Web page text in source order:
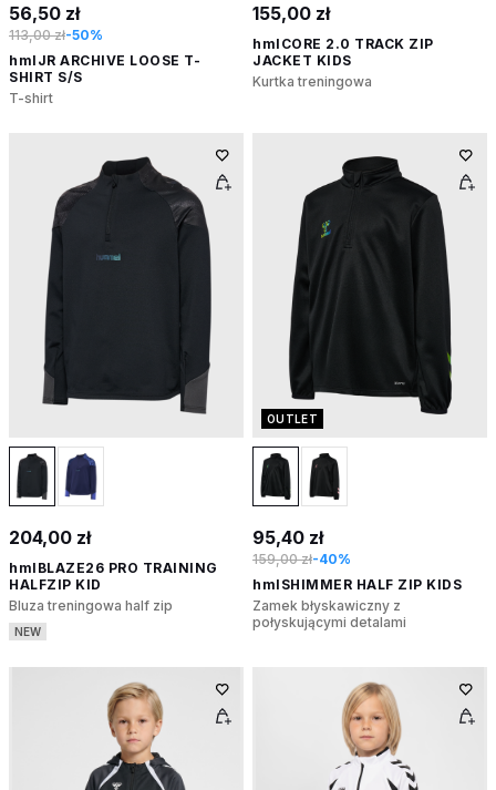
56,50 zł
113,00 zł-50%
hmlJR ARCHIVE LOOSE T-
SHIRT S/S
T-shirt
155,00 zł
hmlCORE 2.0 TRACK ZIP
JACKET KIDS
Kurtka treningowa
204,00 zł
hmlBLAZE26 PRO TRAINING
HALFZIP KID
Bluza treningowa half zip
NEW
OUTLET
95,40 zł
159,00 zł-40%
hmlSHIMMER HALF ZIP KIDS
Zamek błyskawiczny z
połyskującymi detalami